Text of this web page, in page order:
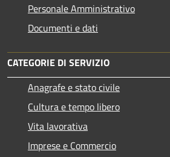
Personale Amministrativo
Documenti e dati
CATEGORIE DI SERVIZIO
Anagrafe e stato civile
Cultura e tempo libero
Vita lavorativa
Imprese e Commercio